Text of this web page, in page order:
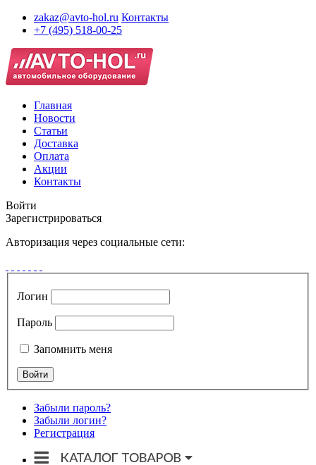
zakaz@avto-hol.ru Контакты
+7 (495) 518-00-25
Главная
Новости
Статьи
Доставка
Оплата
Акции
Контакты
Войти
Зарегистрироваться
Авторизация через социальные сети:
Логин
Пароль
Запомнить меня
Забыли пароль?
Забыли логин?
Регистрация